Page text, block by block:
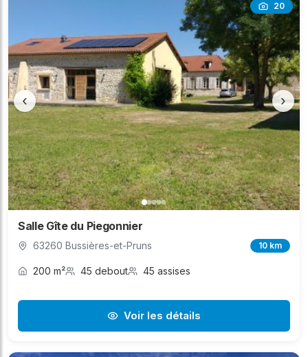
20
‹ ›
Salle Gîte du Piegonnier
63260 Bussières-et-Pruns 10 km
200 m² 45 debout 45 assises
Voir les détails